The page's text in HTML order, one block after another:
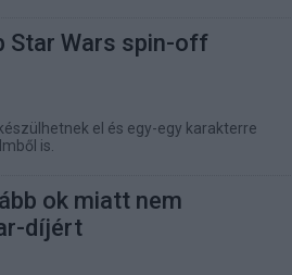
Star Wars spin-off
el és egy-egy karakterre
is.
ok miatt nem
díjért